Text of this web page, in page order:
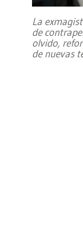
La
de
olvido,
de nuevas